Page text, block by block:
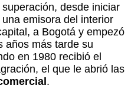
desde iniciar
una emisora del interior
a Bogotá y empezó
años más tarde su
en 1980 recibió el
el que le abrió las
.